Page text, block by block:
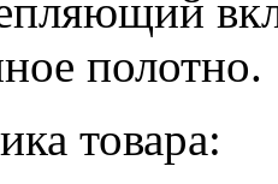
полотно.
товара: